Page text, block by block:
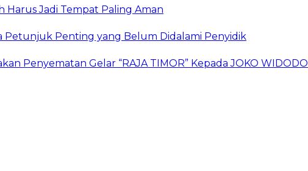
Harus Jadi Tempat Paling Aman
Petunjuk Penting yang Belum Didalami Penyidik
Penyematan Gelar “RAJA TIMOR” Kepada JOKO WIDODO